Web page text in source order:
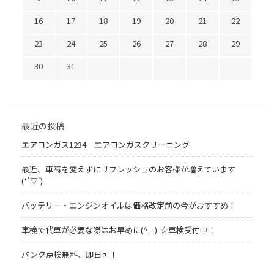
16
17 18 19 20 21
22
23
24 25 26 27 28
29
30
31
最近の投稿
エアコンガス1234 エアコンガスクリーニング
最近、車高を変えずにリフレッシュのお客様が増えています
(*'▽')
バッテリー・エンジンオイルは価格改定前の今がおすすめ！
車検で代車が必要な際はお早めに(^_-)-☆車検受付中！
パンク点検無料、即日可！